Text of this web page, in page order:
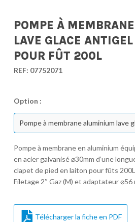
POMPE À
LAVE GLACE
POUR FÛT 200L
REF: 07752071
Option :
Pompe à membrane en aluminium
en acier galvanisé ⌀30mm d’une
clapet de pied en laiton pour fûts
Filetage 2″ Gaz (M) et adaptateur ⌀56
Télécharger la fiche en PDF